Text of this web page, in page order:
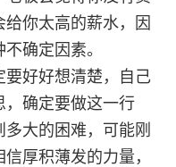
你太高的薪水，因
确定因素。
要好好想清楚，自己
，确定要做这一行
大的困难，可能刚
厚积薄发的力量，